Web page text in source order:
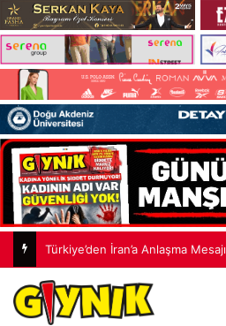
Türkiye’den İran’a Anlaşma Mesajı